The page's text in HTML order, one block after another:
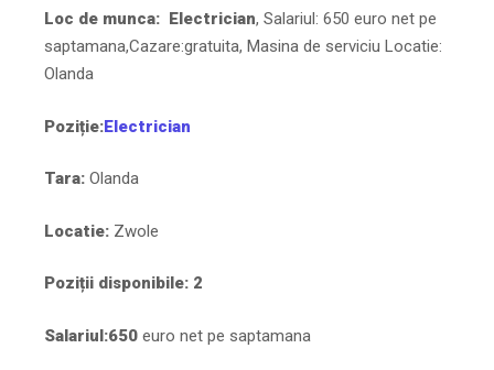
Loc de munca: Electrician, Salariul: 650 euro net pe
saptamana,Cazare:gratuita, Masina de serviciu Locatie:
Olanda
Poziție:Electrician
Tara: Olanda
Locatie: Zwole
Poziții disponibile: 2
Salariul:650 euro net pe saptamana